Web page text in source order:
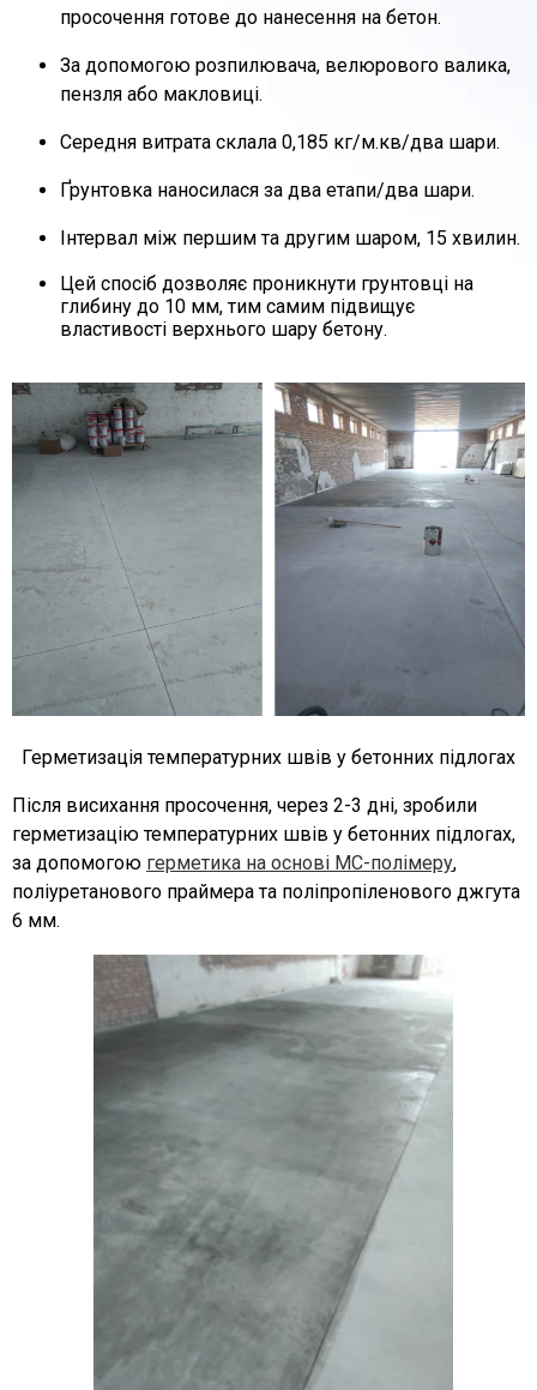
просочення готове до нанесення на бетон.
За допомогою розпилювача, велюрового валика,
пензля або макловиці.
Середня витрата склала 0,185 кг/м.кв/два шари.
Ґрунтовка наносилася за два етапи/два шари.
Інтервал між першим та другим шаром, 15 хвилин.
Цей спосіб дозволяє проникнути грунтовці на
глибину до 10 мм, тим самим підвищує
властивості верхнього шару бетону.
Герметизація температурних швів у бетонних підлогах
Після висихання просочення, через 2-3 дні, зробили
герметизацію температурних швів у бетонних підлогах,
за допомогою герметика на основі МС-полімеру,
поліуретанового праймера та поліпропіленового джгута
6 мм.